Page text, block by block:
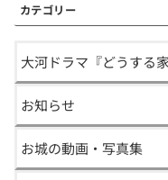
カテゴリー
大河ドラマ『どうする家
お知らせ
お城の動画・写真集